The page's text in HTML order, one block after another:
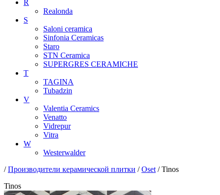
R
Realonda
S
Saloni ceramica
Sinfonia Ceramicas
Staro
STN Ceramica
SUPERGRES CERAMICHE
T
TAGINA
Tubadzin
V
Valentia Ceramics
Venatto
Vidrepur
Vitra
W
Westerwalder
/Производители керамической плитки /Oset / Tinos
Tinos